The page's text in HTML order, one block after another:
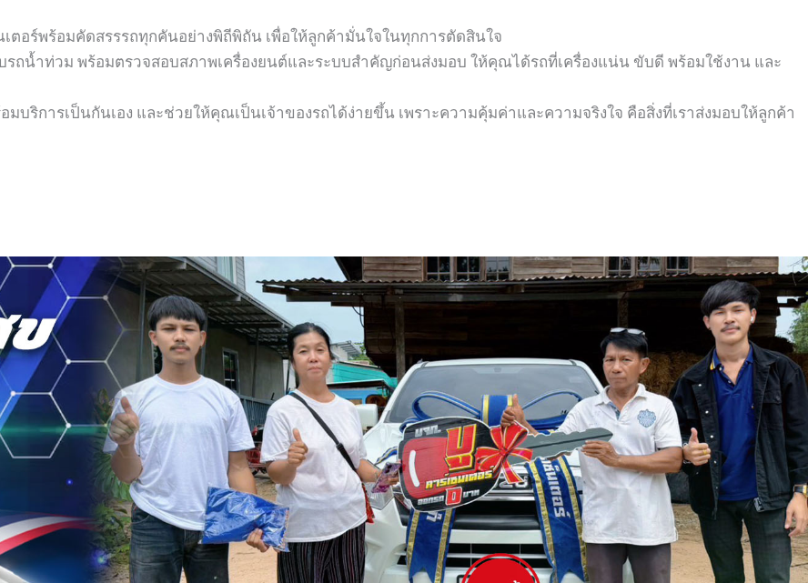
อร์พร้อมคัดสรรรถทุกคันอย่างพิถีพิถัน เพื่อให้ลูกค้ามั่นใจในทุกการตัดสินใจ
ถน้ำท่วม พร้อมตรวจสอบสภาพเครื่องยนต์และระบบสำคัญก่อนส่งมอบ ให้คุณได้รถที่เครื่องแน่น ขับดี พร้อมใช้งาน และ
ริการเป็นกันเอง และช่วยให้คุณเป็นเจ้าของรถได้ง่ายขึ้น เพราะความคุ้มค่าและความจริงใจ คือสิ่งที่เราส่งมอบให้ลูกค้า